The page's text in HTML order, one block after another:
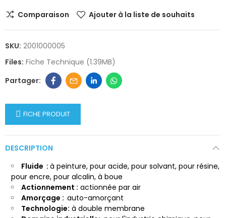
Comparaison Ajouter à la liste de souhaits
SKU: 2001000005
Files: Fiche Technique (1.39MB)
FICHE PRODUIT
DESCRIPTION
Fluide : à peinture, pour acide, pour solvant, pour résine,
pour encre, pour alcalin, à boue
Actionnement : actionnée par air
Amorçage : auto-amorçant
Technologie: à double membrane